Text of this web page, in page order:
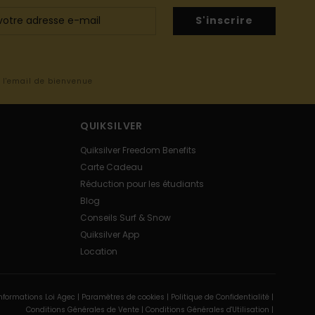
S'inscrire
de bienvenue
QUIKSILVER
Quiksilver Freedom Benefits
Carte Cadeau
Réduction pour les étudiants
Blog
Conseils Surf & Snow
Quiksilver App
Location
Loi Agec | Paramètres de cookies | Politique de Confidentialité |
Conditions Générales de Vente | Conditions Générales d'Utilisation |